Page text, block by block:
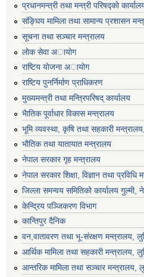
प्रधानमन्त्री तथा मन्त्री परिषद्काे
संङ्घिय मामिला तथा सामान्य प्रशासन
सूचना तथा सञ्चार मन्त्रालय
लाेक सेवा अायाेग
राष्टिय याेजना अायाेग
राष्टिय पुनर्निर्माण प्राधिकरण
मुख्यमन्त्री तथा मन्त्रिपरिषद् कार्यालय
भैातिक पूर्वाधार विकास मन्त्रालय
भूमि व्यवस्था, कृषि तथा सहकारी
भाैतिक तथा यातायात मन्त्रालय
नेपाल सरकार गृह मन्त्रालय
नेपाल सरकार शिक्षा, विज्ञान तथा प्रविधि
जिल्ला समन्वय समितिको कार्यालय गुल्मी,
केन्द्रिय पञ्जिकरण विभाग
कान्तिपुर दैनिक
वन,वातावरण तथा भू-संरक्षण मन्त्रालय,
आर्थिक मामिला तथा सहकारी मन्त्रालय,
आन्तरिक मामिला तथा सञ्चार मन्त्रालय,